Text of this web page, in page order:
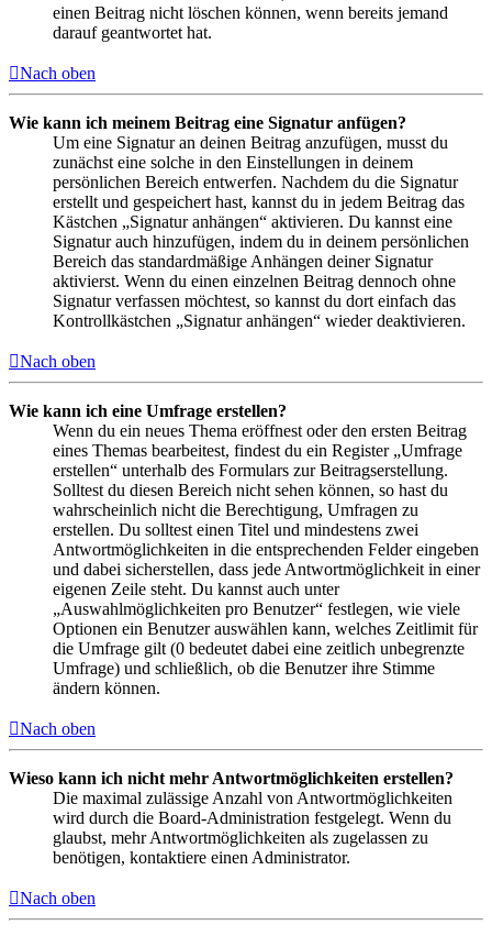
einen Beitrag nicht löschen können, wenn bereits jemand
darauf geantwortet hat.
Nach oben
Wie kann ich meinem Beitrag eine Signatur anfügen?
Um eine Signatur an deinen Beitrag anzufügen, musst du
zunächst eine solche in den Einstellungen in deinem
persönlichen Bereich entwerfen. Nachdem du die Signatur
erstellt und gespeichert hast, kannst du in jedem Beitrag das
Kästchen „Signatur anhängen“ aktivieren. Du kannst eine
Signatur auch hinzufügen, indem du in deinem persönlichen
Bereich das standardmäßige Anhängen deiner Signatur
aktivierst. Wenn du einen einzelnen Beitrag dennoch ohne
Signatur verfassen möchtest, so kannst du dort einfach das
Kontrollkästchen „Signatur anhängen“ wieder deaktivieren.
Nach oben
Wie kann ich eine Umfrage erstellen?
Wenn du ein neues Thema eröffnest oder den ersten Beitrag
eines Themas bearbeitest, findest du ein Register „Umfrage
erstellen“ unterhalb des Formulars zur Beitragserstellung.
Solltest du diesen Bereich nicht sehen können, so hast du
wahrscheinlich nicht die Berechtigung, Umfragen zu
erstellen. Du solltest einen Titel und mindestens zwei
Antwortmöglichkeiten in die entsprechenden Felder eingeben
und dabei sicherstellen, dass jede Antwortmöglichkeit in einer
eigenen Zeile steht. Du kannst auch unter
„Auswahlmöglichkeiten pro Benutzer“ festlegen, wie viele
Optionen ein Benutzer auswählen kann, welches Zeitlimit für
die Umfrage gilt (0 bedeutet dabei eine zeitlich unbegrenzte
Umfrage) und schließlich, ob die Benutzer ihre Stimme
ändern können.
Nach oben
Wieso kann ich nicht mehr Antwortmöglichkeiten erstellen?
Die maximal zulässige Anzahl von Antwortmöglichkeiten
wird durch die Board-Administration festgelegt. Wenn du
glaubst, mehr Antwortmöglichkeiten als zugelassen zu
benötigen, kontaktiere einen Administrator.
Nach oben